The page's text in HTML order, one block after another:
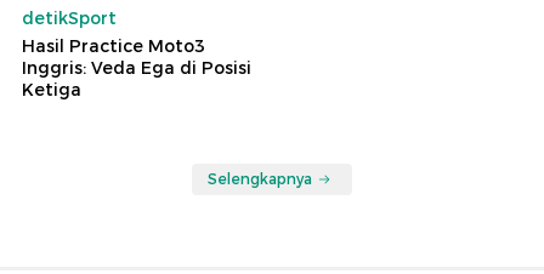
detikSport
Hasil Practice Moto3
Inggris: Veda Ega di Posisi
Ketiga
Selengkapnya